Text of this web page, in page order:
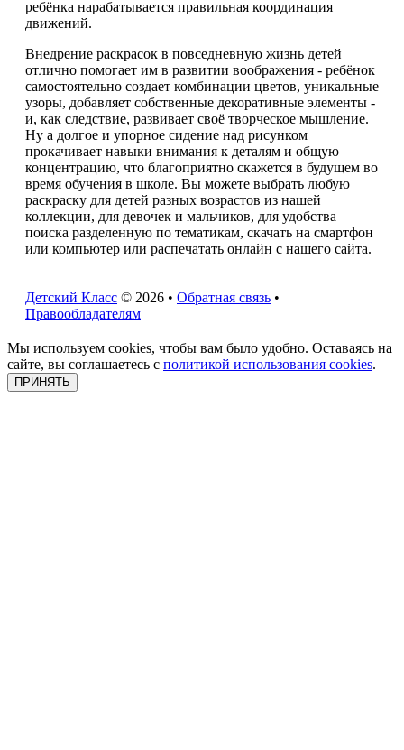
ребёнка нарабатывается правильная координация
движений.
Внедрение раскрасок в повседневную жизнь детей
отлично помогает им в развитии воображения - ребёнок
самостоятельно создает комбинации цветов, уникальные
узоры, добавляет собственные декоративные элементы -
и, как следствие, развивает своё творческое мышление.
Ну а долгое и упорное сидение над рисунком
прокачивает навыки внимания к деталям и общую
концентрацию, что благоприятно скажется в будущем во
время обучения в школе. Вы можете выбрать любую
раскраску для детей разных возрастов из нашей
коллекции, для девочек и мальчиков, для удобства
поиска разделенную по тематикам, скачать на смартфон
или компьютер или распечатать онлайн с нашего сайта.
Детский Класс © 2026 • Обратная связь •
Правообладателям
Мы используем cookies, чтобы вам было удобно. Оставаясь на
сайте, вы соглашаетесь с политикой использования cookies.
ПРИНЯТЬ